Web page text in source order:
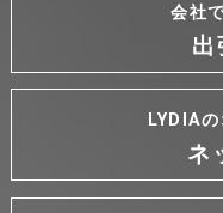
会社
出
LYDIA
ネ